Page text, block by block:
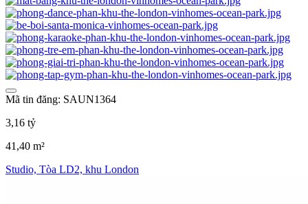
Mã tin đăng: SAUN1364
3,16 tỷ
41,40 m²
Studio, Tòa LD2, khu London